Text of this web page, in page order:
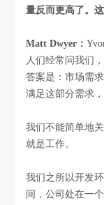
量反而更高了。
Matt Dwyer：
人们经常问我们
答案是：市场需
满足这部分需求
我们不能简单地
就是工作。
我们之所以开发
间，公司处在一